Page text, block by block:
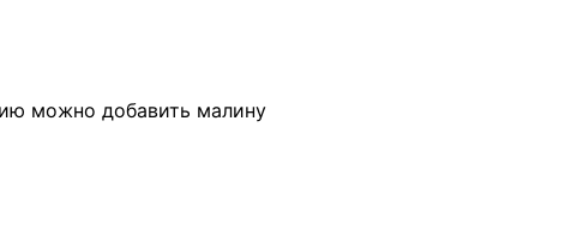
можно добавить малину